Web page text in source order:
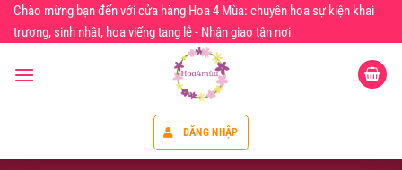
Chuyển
đến
dung
Chào mừng bạn đến với cửa hàng Hoa 4 Mùa: chuyên hoa sự kiện khai
trương, sinh nhật, hoa viếng tang lễ - Nhận giao tận nơi
ĐĂNG NHẬP